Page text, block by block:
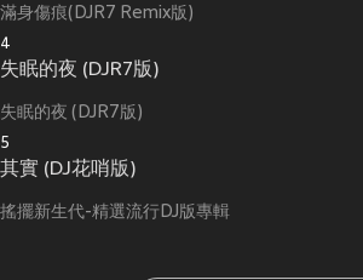
滿身傷痕(DJR7 Remix版)
4
失眠的夜 (DJR7版)
失眠的夜 (DJR7版)
5
其實 (DJ花哨版)
搖擺新生代-精選流行DJ版專輯